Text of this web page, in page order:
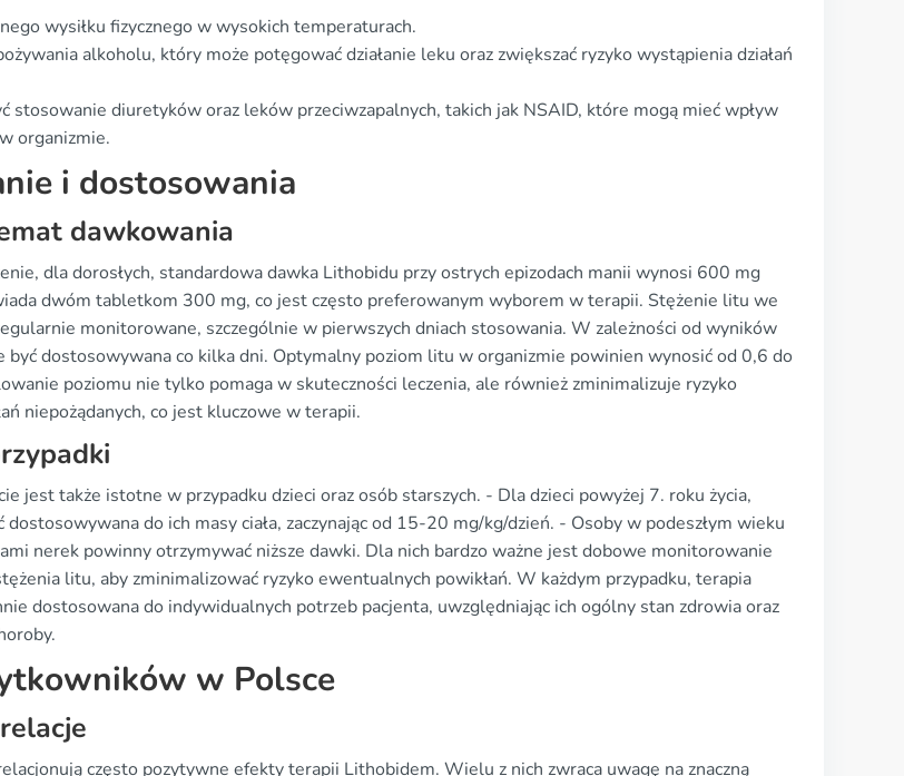
wysiłku fizycznego w wysokich temperaturach.
alkoholu, który może potęgować działanie leku oraz zwiększać ryzyko wystąpienia działań
stosowanie diuretyków oraz leków przeciwzapalnych, takich jak NSAID, które mogą mieć wpływ
organizmie.
i dostosowania
dawkowania
dla dorosłych, standardowa dawka Lithobidu przy ostrych epizodach manii wynosi 600 mg
dwóm tabletkom 300 mg, co jest często preferowanym wyborem w terapii. Stężenie litu we
monitorowane, szczególnie w pierwszych dniach stosowania. W zależności od wyników
być dostosowywana co kilka dni. Optymalny poziom litu w organizmie powinien wynosić od 0,6 do
poziomu nie tylko pomaga w skuteczności leczenia, ale również zminimalizuje ryzyko
niepożądanych, co jest kluczowe w terapii.
jest także istotne w przypadku dzieci oraz osób starszych. - Dla dzieci powyżej 7. roku życia,
dostosowywana do ich masy ciała, zaczynając od 15-20 mg/kg/dzień. - Osoby w podeszłym wieku
nerek powinny otrzymywać niższe dawki. Dla nich bardzo ważne jest dobowe monitorowanie
litu, aby zminimalizować ryzyko ewentualnych powikłań. W każdym przypadku, terapia
dostosowana do indywidualnych potrzeb pacjenta, uwzględniając ich ogólny stan zdrowia oraz
w Polsce
często pozytywne efekty terapii Lithobidem. Wielu z nich zwraca uwagę na znaczną